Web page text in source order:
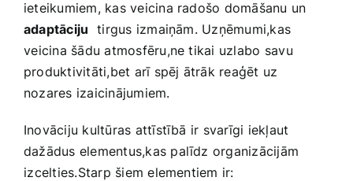
ieteikumiem, kas veicina radošo domāšanu un⁤
adaptāciju ⁤ tirgus izmaiņām. Uzņēmumi,kas
⁣veicina šādu atmosfēru,ne tikai uzlabo⁢ savu
produktivitāti,bet arī ‌spēj ātrāk reaģēt uz
nozares izaicinājumiem.
Inovāciju kultūras attīstībā​ ir svarīgi iekļaut
dažādus elementus,kas​ palīdz​ organizācijām
⁣izcelties.Starp šiem elementiem ir: